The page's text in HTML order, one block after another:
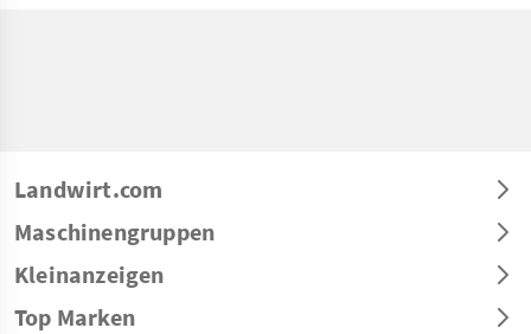
Landwirt.com
Maschinengruppen
Kleinanzeigen
Top Marken